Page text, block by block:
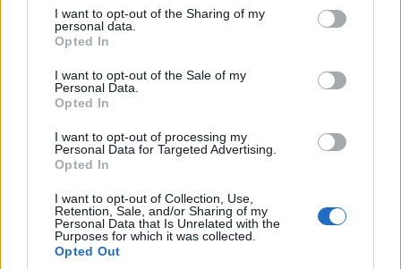
not limited to your visit or usage behaviour. You may click to
grant or deny consent to Google and its third-party tags to
use your data for below specified purposes in below Google
consent section.
I want to opt-out of the Sharing of my
personal data.
Opted In
I want to opt-out of the Sale of my
Personal Data.
Opted In
I want to opt-out of processing my
Personal Data for Targeted Advertising.
Opted In
I want to opt-out of Collection, Use,
Retention, Sale, and/or Sharing of my
Personal Data that Is Unrelated with the
Purposes for which it was collected.
Opted Out
ΕΛΛΆΔΑ
15ης Αυγούστου
6 Αυγούστου 2026, 8:30 μμ
ΤΟΠΙΚΉ ΕΠΙΚΑΙΡΌΤΗΤΑ
Μεταμορφώσεως του
Μονή Δρυοβούνου
(φωτογραφίες)